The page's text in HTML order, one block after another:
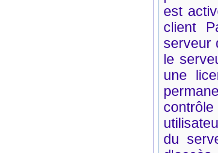
est
client
serveur
le
une
du